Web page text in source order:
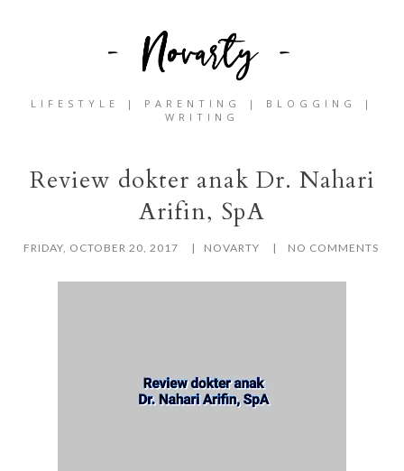
LIFESTYLE | PARENTING | BLOGGING |
WRITING
Review dokter anak Dr. Nahari
Arifin, SpA
FRIDAY, OCTOBER 20, 2017 NOVARTY NO COMMENTS